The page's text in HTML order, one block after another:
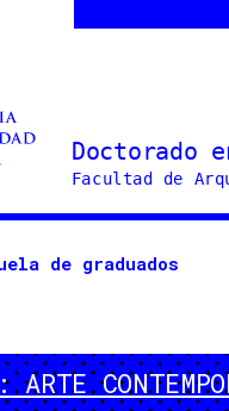
de graduados
ARTE